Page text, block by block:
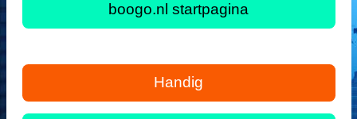
boogo.nl startpagina
Handig